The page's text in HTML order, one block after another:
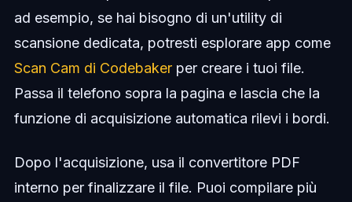
ad esempio, se hai bisogno di un'utility di
scansione dedicata, potresti esplorare app come
Scan Cam di Codebakerper creare i tuoi file.
Passa il telefono sopra la pagina e lascia che la
funzione di acquisizione automatica rilevi i bordi.
Dopo l'acquisizione, usa il convertitore PDF
interno per finalizzare il file. Puoi compilare più